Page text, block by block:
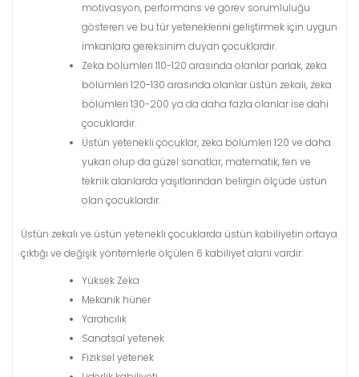
motivasyon, performans ve görev sorumluluğu
gösteren ve bu tür yeteneklerini geliştirmek için uygun
imkanlara gereksinim duyan çocuklardır.
Zeka bölümleri 110-120 arasında olanlar parlak, zeka
bölümleri 120-130 arasında olanlar üstün zekalı, zeka
bölümleri 130-200 ya da daha fazla olanlar ise dahi
çocuklardır.
Üstün yetenekli çocuklar, zeka bölümleri 120 ve daha
yukarı olup da güzel sanatlar, matematik, fen ve
teknik alanlarda yaşıtlarından belirgin ölçüde üstün
olan çocuklardır.
Üstün zekalı ve üstün yetenekli çocuklarda üstün kabiliyetin ortaya
çıktığı ve değişik yöntemlerle ölçülen 6 kabiliyet alanı vardır:
Yüksek Zeka
Mekanik hüner
Yaratıcılık
Sanatsal yetenek
Fiziksel yetenek